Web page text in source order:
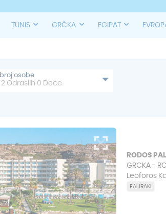
TUNIS GRČKA EGIPAT
osobe
2 Odraslih 0 Dece
RODOS
GRCKA -
Leoforos
FALIRAKI